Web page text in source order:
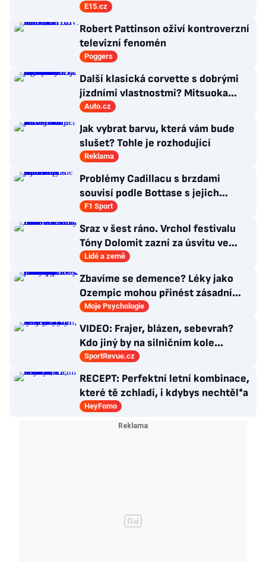
E15.cz
Robert Pattinson oživí kontroverzní
televizní fenomén
Poggers
Další klasická corvette s dobrými
jízdními vlastnostmi? Mitsuoka
znovu využije legendární MX-5
Auto.cz
Jak vybrat barvu, která vám bude
slušet? Tohle je rozhodující
Reklama
Problémy Cadillacu s brzdami
souvisí podle Bottase s jejich
chlazením
F1 Sport
Sraz v šest ráno. Vrchol festivalu
Tóny Dolomit zazní za úsvitu ve
3000 metrech
Lidé a země
Zbavíme se demence? Léky jako
Ozempic mohou přinést zásadní
průlom v léčbě Alzheimerovy
Moje Psychologie
VIDEO: Frajer, blázen, sebevrah?
Kdo jiný by na silničním kole
dokázal tyhle triky?
SportRevue.cz
RECEPT: Perfektní letní kombinace,
které tě zchladí, i kdybys nechtěl*a
HeyFomo